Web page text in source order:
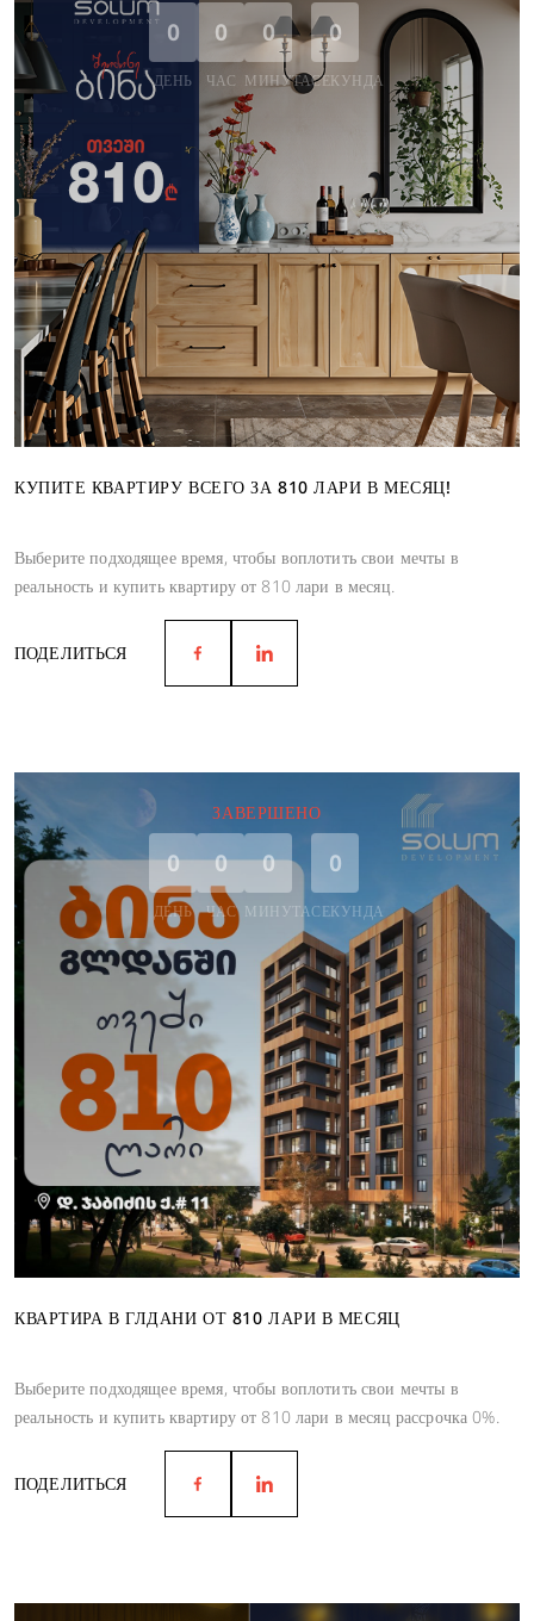
0
ДЕНЬ
0
ЧАС
0
МИНУТА
0
СЕКУНДА
КУПИТЕ КВАРТИРУ ВСЕГО ЗА 810 ЛАРИ В МЕСЯЦ!
Выберите подходящее время, чтобы воплотить свои мечты в
реальность и купить квартиру от 810 лари в месяц.
ПОДЕЛИТЬСЯ
ЗАВЕРШЕНО
0
ДЕНЬ
0
ЧАС
0
МИНУТА
0
СЕКУНДА
КВАРТИРА В ГЛДАНИ ОТ 810 ЛАРИ В МЕСЯЦ
Выберите подходящее время, чтобы воплотить свои мечты в
реальность и купить квартиру от 810 лари в месяц рассрочка 0%.
ПОДЕЛИТЬСЯ